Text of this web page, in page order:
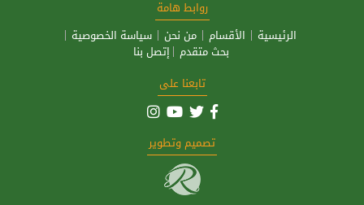
روابط هامة
الرئيسية
الأقسام من نحن
سياسة الخصوصية
بحث متقدم
إتصل بنا
تابعنا على
تصميم وتطوير